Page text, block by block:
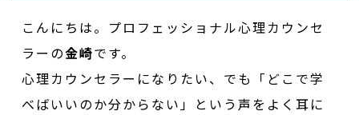
こんにちは。プロフェッショナル心理カウンセ
ラーの金崎です。
心理カウンセラーになりたい、でも「どこで学
べばいいのか分からない」という声をよく耳に